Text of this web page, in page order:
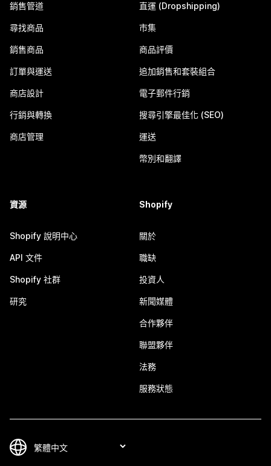
銷售管道
尋找商品
銷售商品
訂單與運送
商店設計
行銷與轉換
商店管理
直運 (Dropshipping)
市集
商品評價
追加銷售和套裝組合
電子郵件行銷
搜尋引擎最佳化 (SEO)
運送
幣別和翻譯
資源
Shopify 說明中心
API 文件
Shopify 社群
研究
Shopify
關於
職缺
投資人
新聞媒體
合作夥伴
聯盟夥伴
法務
服務狀態